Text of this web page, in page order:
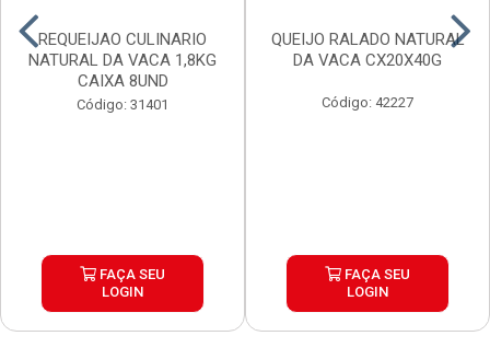
REQUEIJAO CULINARIO
NATURAL DA VACA 1,8KG
CAIXA 8UND
Código: 31401
FAÇA SEU
LOGIN
QUEIJO RALADO NATURAL
DA VACA CX20X40G
Código: 42227
FAÇA SEU
LOGIN